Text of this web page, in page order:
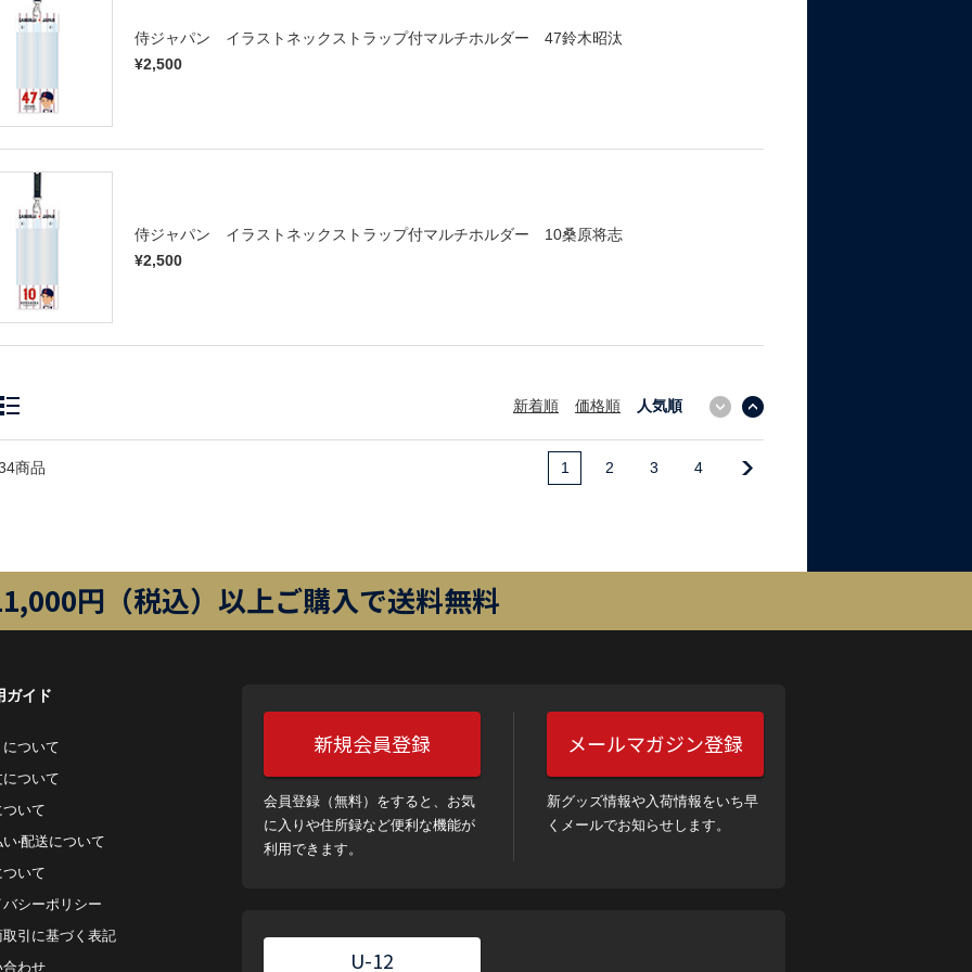
侍ジャパン イラストネックストラップ付マルチホルダー 47鈴木昭汰
¥2,500
侍ジャパン イラストネックストラップ付マルチホルダー 10桑原将志
¥2,500
新着順 価格順 人気順
商品 1 2 3 4
円（税込）以上ご購入で送料無料
ガイド
ついて
ついて
いて
‧配送について
いて
シーポリシー
取引に基づく表記
合わせ
新規会員登録
会員登録（無料）をすると、お気
に入りや住所録など便利な機能が
利用できます。
メールマガジン登録
新グッズ情報や入荷情報をいち早
くメールでお知らせします。
U-12